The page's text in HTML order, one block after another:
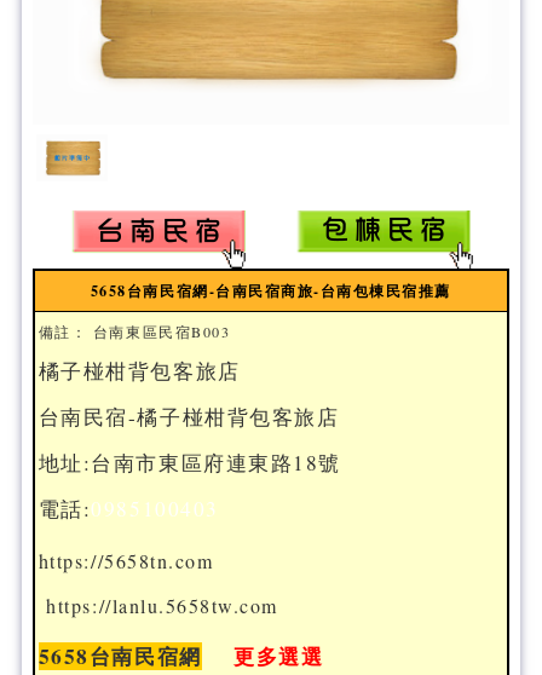
5658台南民宿網-台南民宿商旅-台南包棟民宿推薦
備註： 台南東區民宿B003
橘子椪柑背包客旅店
台南民宿-橘子椪柑背包客旅店
地址:台南市東區府連東路18號
電話:0985100403
https://5658tn.com
https://lanlu.5658tw.com
5658台南民宿網 更多選選